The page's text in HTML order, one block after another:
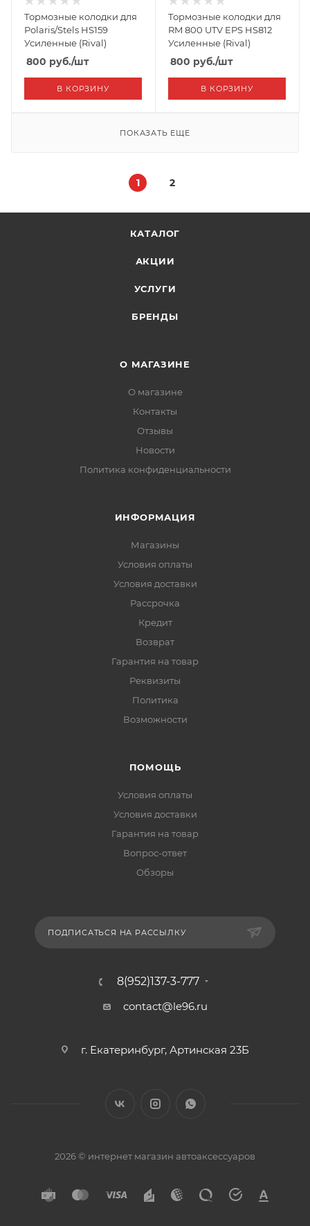
Тормозные колодки для
Polaris/Stels HS159
Усиленные (Rival)
800 руб./шт
В КОРЗИНУ
Тормозные колодки для
RM 800 UTV EPS HS812
Усиленные (Rival)
800 руб./шт
В КОРЗИНУ
ПОКАЗАТЬ ЕЩЕ
1 2
КАТАЛОГ
АКЦИИ
УСЛУГИ
БРЕНДЫ
О МАГАЗИНЕ
О магазине
Контакты
Отзывы
Новости
Политика конфиденциальности
ИНФОРМАЦИЯ
Магазины
Условия оплаты
Условия доставки
Рассрочка
Кредит
Возврат
Гарантия на товар
Реквизиты
Политика
Возможности
ПОМОЩЬ
Условия оплаты
Условия доставки
Гарантия на товар
Вопрос-ответ
Обзоры
ПОДПИСАТЬСЯ НА РАССЫЛКУ
8(952)137-3-777
contact@le96.ru
г. Екатеринбург, Артинская 23Б
2026 © интернет магазин автоаксессуаров